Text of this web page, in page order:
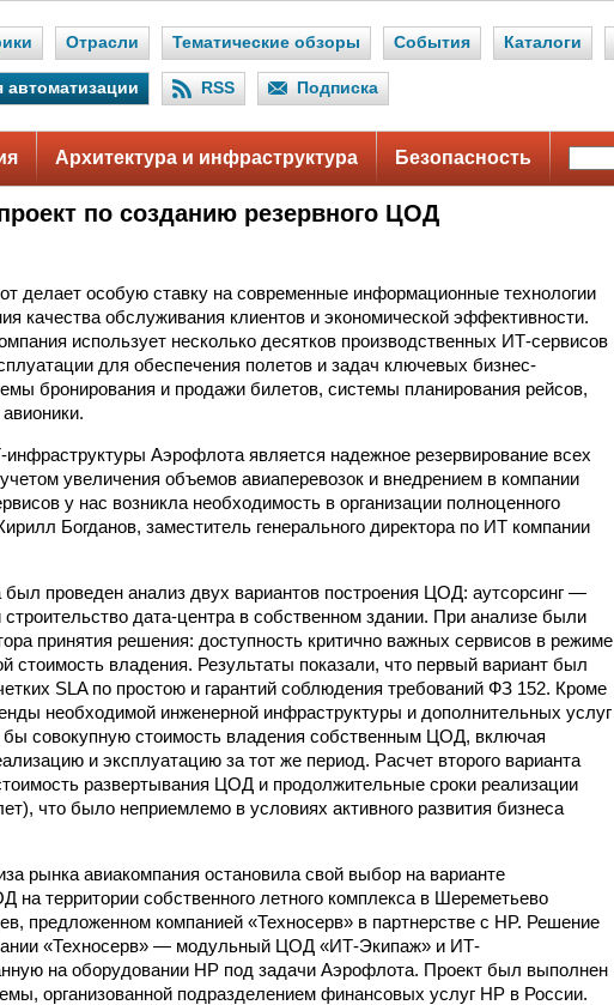
Отрасли Тематические обзоры События Каталоги
автоматизации RSS Подписка
Архитектура и инфраструктура Безопасность
по созданию резервного ЦОД
делает особую ставку на современные информационные технологии
качества обслуживания клиентов и экономической эффективности.
использует несколько десятков производственных ИТ-сервисов
для обеспечения полетов и задач ключевых бизнес-
бронирования и продажи билетов, системы планирования рейсов,
Аэрофлота является надежное резервирование всех
увеличения объемов авиаперевозок и внедрением в компании
у нас возникла необходимость в организации полноценного
Богданов, заместитель генерального директора по ИТ компании
проведен анализ двух вариантов построения ЦОД: аутсорсинг —
дата-центра в собственном здании. При анализе были
принятия решения: доступность критично важных сервисов в режиме
стоимость владения. Результаты показали, что первый вариант был
SLA по простою и гарантий соблюдения требований ФЗ 152. Кроме
необходимой инженерной инфраструктуры и дополнительных услуг
бы совокупную стоимость владения собственным ЦОД, включая
и эксплуатацию за тот же период. Расчет второго варианта
развертывания ЦОД и продолжительные сроки реализации
что было неприемлемо в условиях активного развития бизнеса
рынка авиакомпания остановила свой выбор на варианте
на территории собственного летного комплекса в Шереметьево
предложенном компанией «Техносерв» в партнерстве с HP. Решение
«Техносерв» — модульный ЦОД «ИТ-Экипаж» и ИТ-
на оборудовании HP под задачи Аэрофлота. Проект был выполнен
организованной подразделением финансовых услуг НР в России.